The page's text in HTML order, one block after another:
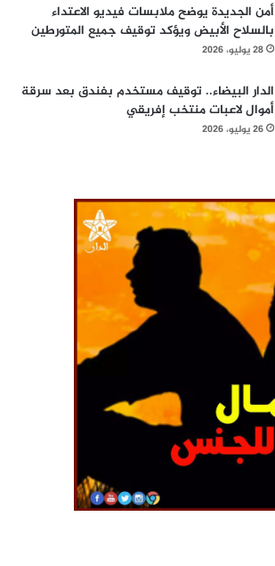
أمن الجديدة يوضح ملابسات فيديو الاعتداء
بالسلاح الأبيض ويؤكد توقيف جميع المتورطين
28 يوليو، 2026
الدار البيضاء.. توقيف مستخدم بفندق بعد سرقة
أموال لاعبات منتخب إفريقي
26 يوليو، 2026